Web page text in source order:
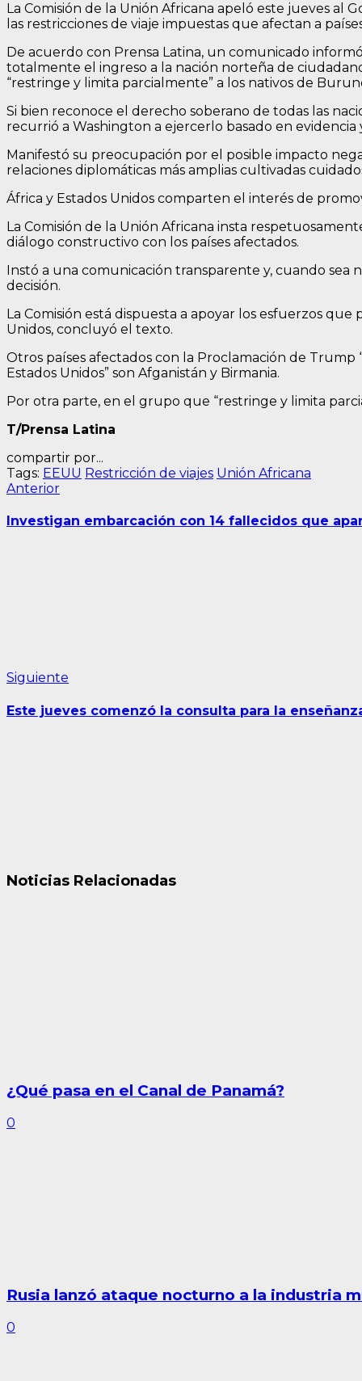
La Comisión de la Unión Africana apeló este jueves al
las restricciones de viaje impuestas que afectan a
De acuerdo con Prensa Latina, un comunicado
totalmente el ingreso a la nación norteña de
“restringe y limita parcialmente” a los nativos de
Si bien reconoce el derecho soberano de todas las
recurrió a Washington a ejercerlo basado en
Manifestó su preocupación por el posible impacto
relaciones diplomáticas más amplias cultivadas
África y Estados Unidos comparten el interés de
La Comisión de la Unión Africana insta
diálogo constructivo con los países afectados.
Instó a una comunicación transparente y, cuando
decisión.
La Comisión está dispuesta a apoyar los esfuerzos
Unidos, concluyó el texto.
Otros países afectados con la Proclamación de
Estados Unidos” son Afganistán y Birmania.
Por otra parte, en el grupo que “restringe y limita
T/Prensa Latina
compartir por...
Tags: EEUU Restricción de viajes Unión Africana
Navegación
de
AnteriorEntrada
Investigan embarcación con 14 fallecidos que
Siguiente
Este jueves comenzó la consulta para la
Noticias Relacionadas
¿Qué pasa en el Canal de Panamá?
0
Rusia lanzó ataque nocturno a la industria
0